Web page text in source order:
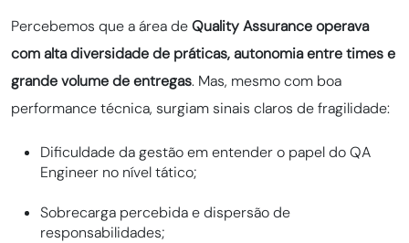
Percebemos que a área deQuality Assurance operava
com alta diversidade de práticas, autonomia entre times e
grande volume de entregas. Mas, mesmo com boa
performance técnica, surgiam sinais claros de fragilidade:
Dificuldade da gestão em entender o papel do QA
Engineer no nível tático;
Sobrecarga percebida e dispersão de
responsabilidades;